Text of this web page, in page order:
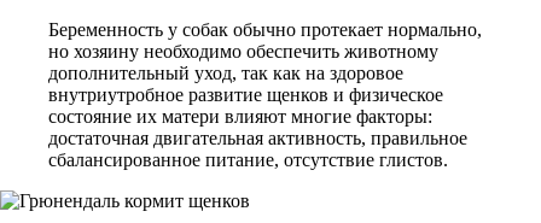
Беременность у собак обычно протекает нормально,
но хозяину необходимо обеспечить животному
дополнительный уход, так как на здоровое
внутриутробное развитие щенков и физическое
состояние их матери влияют многие факторы:
достаточная двигательная активность, правильное
сбалансированное питание, отсутствие глистов.